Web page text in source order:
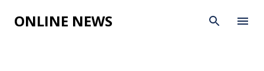
Skip to main content
ONLINE NEWS